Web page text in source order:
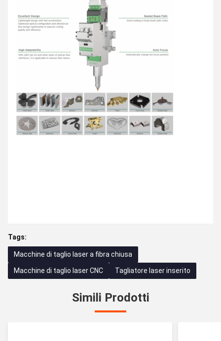
Tags:
Macchine di taglio laser a fibra chiusa
Macchine di taglio laser CNC Tagliatore laser inserito
Simili Prodotti